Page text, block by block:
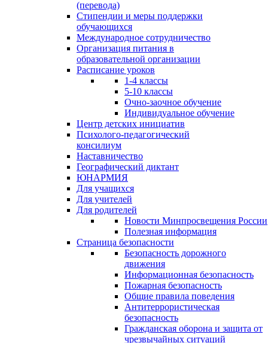
(перевода)
Стипендии и меры поддержки
обучающихся
Международное сотрудничество
Организация питания в
образовательной организации
Расписание уроков
1-4 классы
5-10 классы
Очно-заочное обучение
Индивидуальное обучение
Центр детских инициатив
Психолого-педагогический
консилиум
Наставничество
Географический диктант
ЮНАРМИЯ
Для учащихся
Для учителей
Для родителей
Новости Минпросвещения России
Полезная информация
Страница безопасности
Безопасность дорожного
движения
Информационная безопасность
Пожарная безопасность
Общие правила поведения
Антитеррористическая
безопасность
Гражданская оборона и защита от
чрезвычайных ситуаций